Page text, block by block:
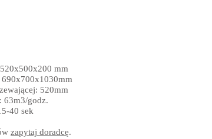
mm
520mm
63m3/godz.
40 sek
zapytaj doradcę.